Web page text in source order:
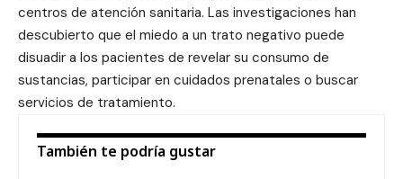
centros de atención sanitaria. Las investigaciones han
descubierto que el miedo a un trato negativo puede
disuadir a los pacientes de revelar su consumo de
sustancias, participar en cuidados prenatales o buscar
servicios de tratamiento.
También te podría gustar